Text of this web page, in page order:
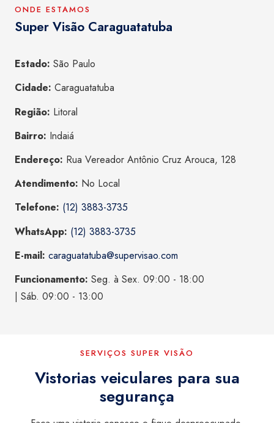
ONDE ESTAMOS
Super Visão Caraguatatuba
Estado: São Paulo
Cidade: Caraguatatuba
Região: Litoral
Bairro: Indaiá
Endereço: Rua Vereador Antônio Cruz Arouca, 128
Atendimento: No Local
Telefone: (12) 3883-3735
WhatsApp: (12) 3883-3735
E-mail: caraguatatuba@supervisao.com
Funcionamento: Seg. à Sex. 09:00 - 18:00
| Sáb. 09:00 - 13:00
SERVIÇOS SUPER VISÃO
Vistorias veiculares para sua
segurança